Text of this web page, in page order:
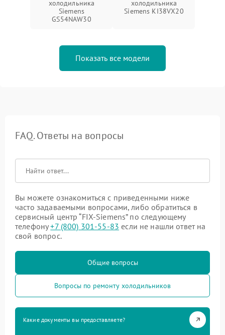
холодильника
Siemens
GS54NAW30
холодильника
Siemens KI38VX20
Показать все модели
FAQ. Ответы на вопросы
Вы можете ознакомиться с приведенными ниже
часто задаваемыми вопросами, либо обратиться в
сервисный центр “FIX-Siemens” по следующему
телефону+7 (800) 301-55-83 если не нашли ответ на
свой вопрос.
Общие вопросы
Вопросы по ремонту холодильников
Какие документы вы предоставляете?